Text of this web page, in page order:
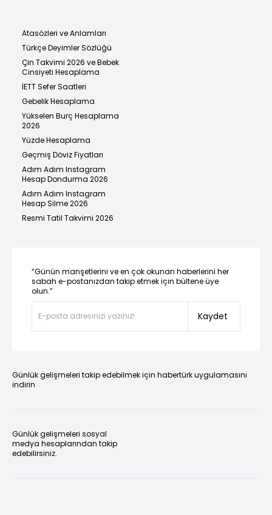
Atasözleri ve Anlamları
Türkçe Deyimler Sözlüğü
Çin Takvimi 2026 ve Bebek
Cinsiyeti Hesaplama
İETT Sefer Saatleri
Gebelik Hesaplama
Yükselen Burç Hesaplama
2026
Yüzde Hesaplama
Geçmiş Döviz Fiyatları
Adım Adım Instagram
Hesap Dondurma 2026
Adım Adım Instagram
Hesap Silme 2026
Resmi Tatil Takvimi 2026
“Günün manşetlerini ve en çok okunan haberlerini her
sabah e-postanızdan takip etmek için bültene üye
olun.”
Kaydet
Günlük gelişmeleri takip edebilmek için habertürk uygulamasını
indirin
Günlük gelişmeleri sosyal
medya hesaplarından takip
edebilirsiniz.